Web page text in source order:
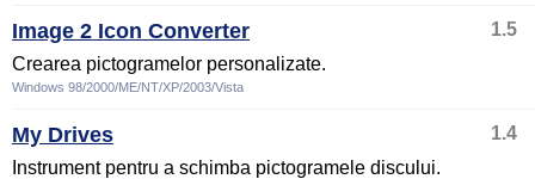
Image 2 Icon Converter
1.5
Crearea pictogramelor personalizate.
Windows 98/2000/ME/NT/XP/2003/Vista
My Drives
1.4
Instrument pentru a schimba pictogramele discului.